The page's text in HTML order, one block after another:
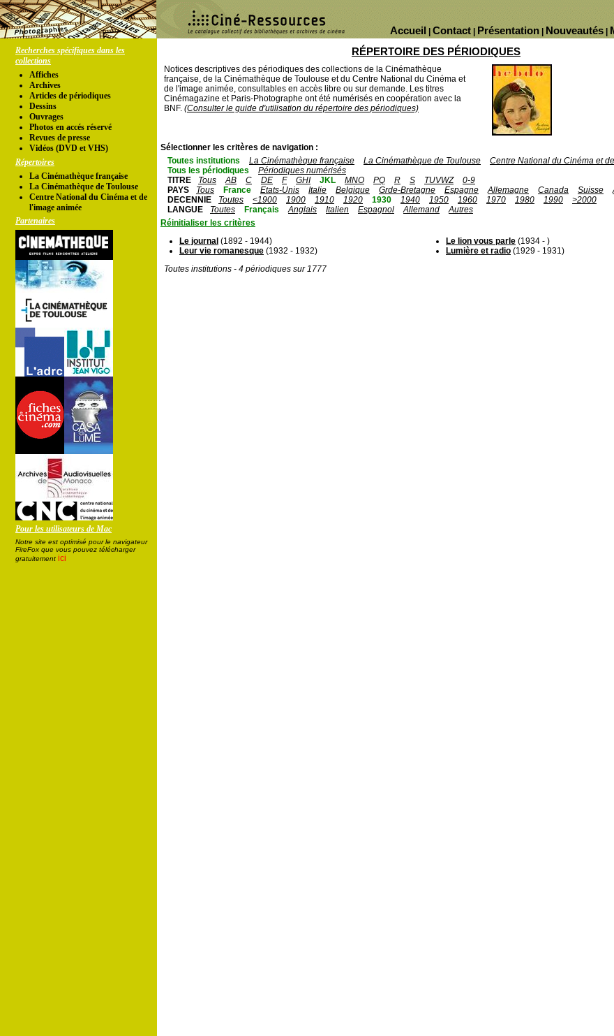
Nouveautés
Présentation
Contact
Accueil
Recherches spécifiques dans les
collections
Affiches
Archives
Articles de périodiques
Dessins
Ouvrages
Photos en accés réservé
Revues de presse
Vidéos (DVD et VHS)
Répertoires
La Cinémathèque française
La Cinémathèque de Toulouse
Centre National du Cinéma et de
l'image animée
Partenaires
Pour les utilisateurs de Mac
Notre site est optimisé pour le navigateur
FireFox que vous pouvez télécharger
gratuitement ici
RÉPERTOIRE DES PÉRIODIQUES
Notices descriptives des périodiques des collections de la Cinémathèque
française, de la Cinémathèque de Toulouse et du Centre National du Cinéma et
de l'image animée, consultables en accès libre ou sur demande. Les titres
Cinémagazine et Paris-Photographe ont été numérisés en coopération avec la
BNF. (Consulter le guide d'utilisation du répertoire des périodiques)
Sélectionner les critères de navigation :
Toutes institutions
La Cinémathèque française La Cinémathèque de Toulouse
Centre National du Cinéma et
Tous les périodiques
Périodiques numérisés
TITRE
Tous AB C DE F GHI JKL MNO PQ R S TUVWZ
0-9
PAYS
Tous France Etats-Unis Italie Belgique Grde-Bretagne Espagne Allemagne Canada Suisse
DECENNIE
Toutes <1900 1900 1910 1920 1930 1940 1950 1960 1970 1980 1990
>2000
LANGUE
Toutes Français Anglais Italien Espagnol Allemand
Autres
Réinitialiser les critères
Le journal (1892 - 1944)
Leur vie romanesque (1932 - 1932)
Le lion vous parle (1934 - )
Lumière et radio (1929 - 1931)
Toutes institutions - 4 périodiques sur 1777